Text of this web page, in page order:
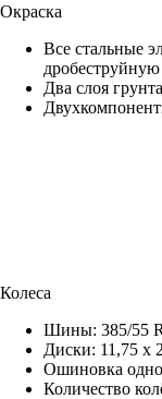
Окраска
Все стальные
Два слоя грунта
Колеса
Шины: 385/55
Диски: 11,75 х
Ошиновка
Количество